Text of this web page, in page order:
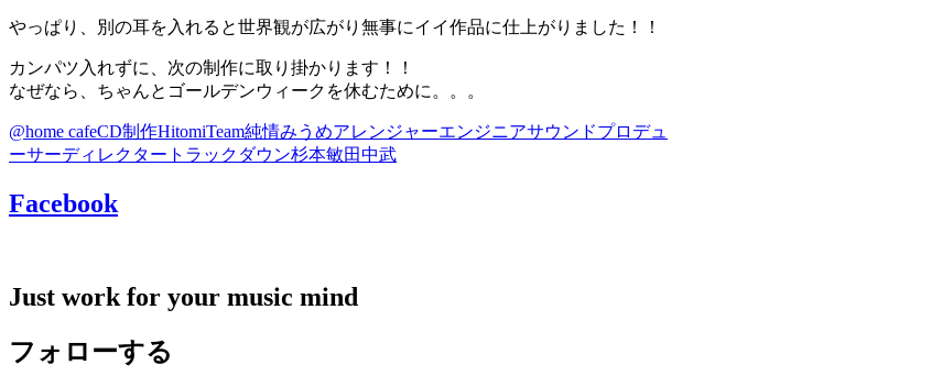
やっぱり、別の耳を入れると世界観が広がり無事にイイ作品に仕上がりました！！
カンパツ入れずに、次の制作に取り掛かります！！
なぜなら、ちゃんとゴールデンウィークを休むために。。。
@home cafeCD制作HitomiTeam純情みうめアレンジャーエンジニアサウンドプロデュ
ーサーディレクター トラックダウン杉本敏田中武
Facebook
Just work for your music mind
フォローする